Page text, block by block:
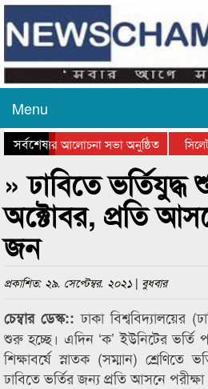
Menu
সর্বশেষ
দিবসের আলোচনা সভা অনুষ্ঠিত
সভা ও সম্মাননা প্রদান
» ঢাবিতে
অক্টোবর, প্রতি
জন
প্রকাশিত: ২৯. সেপ্টেম্বর. ২০২১ | বুধবার
চেম্বার ডেস্ক::ঢাকা বিশ্ববিদ্যালয়ের
শুরু হচ্ছে। এদিন ‘ক’ ইউনিটের ভর্তি
শিক্ষাবর্ষে স্নাতক (সম্মান) শ্রেণিতে
ঢাবিতে ভর্তির জন্য প্রতি আসনে